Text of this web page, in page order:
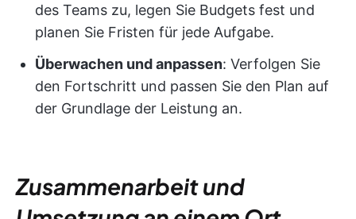
des Teams zu, legen Sie Budgets fest und
planen Sie Fristen für jede Aufgabe.
Überwachen und anpassen: Verfolgen Sie
den Fortschritt und passen Sie den Plan auf
der Grundlage der Leistung an.
Zusammenarbeit und